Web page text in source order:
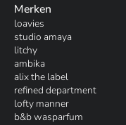
Merken
loavies
studio amaya
litchy
ambika
alix the label
refined department
lofty manner
b&b wasparfum